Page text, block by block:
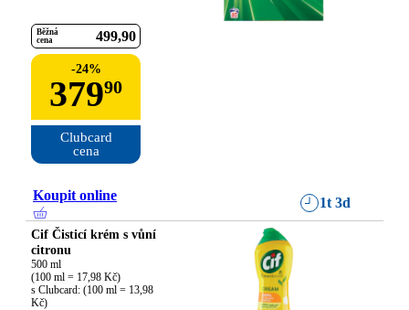
Běžná
cena
499 90
-24%
37990
Clubcard
cena
Koupit online 1t 3d
Cif Čisticí krém s vůní
citronu
500 ml
(100 ml = 17,98 Kč)
s Clubcard: (100 ml = 13,98
Kč)